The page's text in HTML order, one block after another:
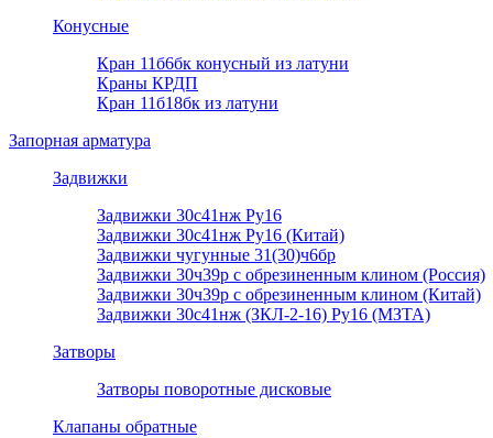
Конусные
Кран 11б6бк конусный из латуни
Краны КРДП
Кран 11б18бк из латуни
Запорная арматура
Задвижки
Задвижки 30с41нж Ру16
Задвижки 30с41нж Ру16 (Китай)
Задвижки чугунные 31(30)ч6бр
Задвижки 30ч39р с обрезиненным клином (Россия)
Задвижки 30ч39р с обрезиненным клином (Китай)
Задвижки 30с41нж (ЗКЛ-2-16) Ру16 (МЗТА)
Затворы
Затворы поворотные дисковые
Клапаны обратные